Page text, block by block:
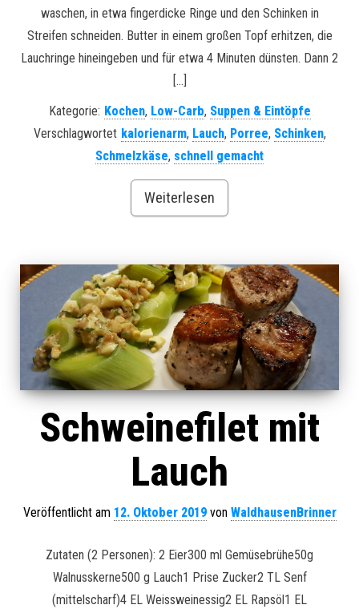
waschen, in etwa fingerdicke Ringe und den Schinken in
Streifen schneiden. Butter in einem großen Topf erhitzen, die
Lauchringe hineingeben und für etwa 4 Minuten dünsten. Dann 2
[…]
Kategorie: Kochen, Low-Carb, Suppen & Eintöpfe
Verschlagwortet kalorienarm, Lauch, Porree, Schinken,
Schmelzkäse, schnell gemacht
Weiterlesen
Schweinefilet mit
Lauch
Veröffentlicht am 12. Oktober 2019von WaldhausenBrinner
Zutaten (2 Personen): 2 Eier300 ml Gemüsebrühe50g
Walnusskerne500 g Lauch1 Prise Zucker2 TL Senf
(mittelscharf)4 EL Weissweinessig2 EL Rapsöl1 EL